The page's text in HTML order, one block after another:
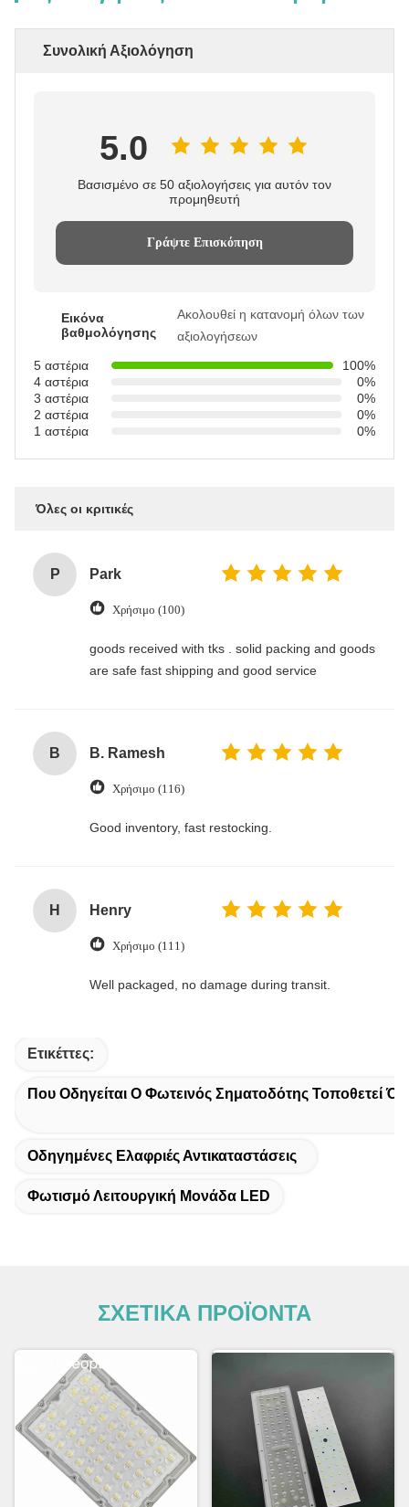
Συνολική Αξιολόγηση
5.0
Βασισμένο σε 50 αξιολογήσεις για αυτόν τον
προμηθευτή
Γράψτε Επισκόπηση
Εικόνα
βαθμολόγησης
Ακολουθεί η κατανομή όλων των
αξιολογήσεων
5 αστέρια
100%
4 αστέρια
0%
3 αστέρια
0%
2 αστέρια
0%
1 αστέρια
0%
Όλες οι κριτικές
P Park
Χρήσιμο (100)
goods received with tks . solid packing and goods
are safe fast shipping and good service
B B. Ramesh
Χρήσιμο (116)
Good inventory, fast restocking.
H Henry
Χρήσιμο (111)
Well packaged, no damage during transit.
Ετικέττες:
Που Οδηγείται Ο Φωτεινός Σηματοδότης Τοποθετεί
Οδηγημένες Ελαφριές Αντικαταστάσεις
Φωτισμό Λειτουργική Μονάδα LED
ΣΧΕΤΙΚΑ ΠΡΟΪΟΝΤΑ